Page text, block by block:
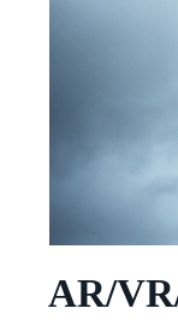
AR/